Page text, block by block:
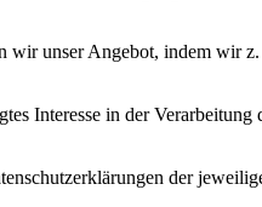
wir unser Angebot, indem wir
Interesse in der
der